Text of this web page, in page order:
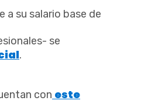
a su salario base de
se
.
con este